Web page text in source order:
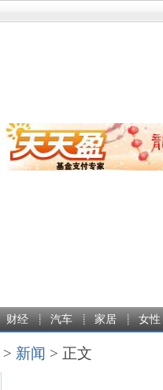
财经 汽车 家居 女性
> 新闻 > 正文